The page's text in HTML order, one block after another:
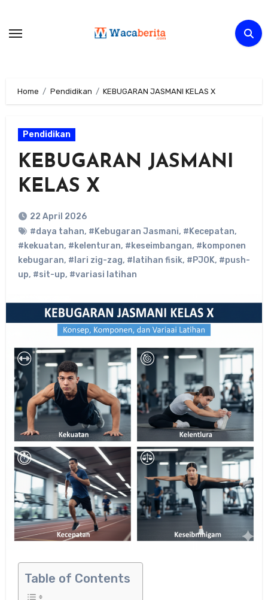
content
Home Pendidikan KEBUGARAN JASMANI KELAS X
Pendidikan
KEBUGARAN JASMANI
KELAS X
22 April 2026
#daya tahan, #Kebugaran Jasmani, #Kecepatan,
#kekuatan, #kelenturan, #keseimbangan, #komponen
kebugaran, #lari zig-zag, #latihan fisik, #PJOK, #push-
up, #sit-up, #variasi latihan
Table of Contents